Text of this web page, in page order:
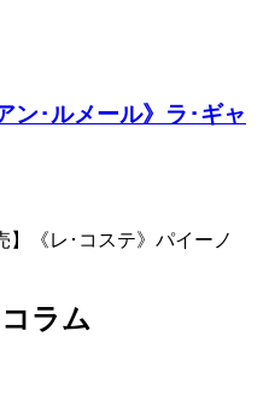
ン･ルメール》ラ･ギャ
】《レ･コステ》パイーノ
ラム